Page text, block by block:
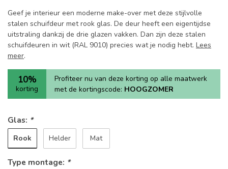
Geef je interieur een moderne make-over met deze stijlvolle
stalen schuifdeur met rook glas. De deur heeft een eigentijdse
uitstraling dankzij de drie glazen vakken. Dan zijn deze stalen
schuifdeuren in wit (RAL 9010) precies wat je nodig hebt. Lees
meer.
10%
korting
Profiteer nu van deze korting op alle maatwerk
met de kortingscode: HOOGZOMER
Glas: *
Rook Helder Mat
Type montage: *